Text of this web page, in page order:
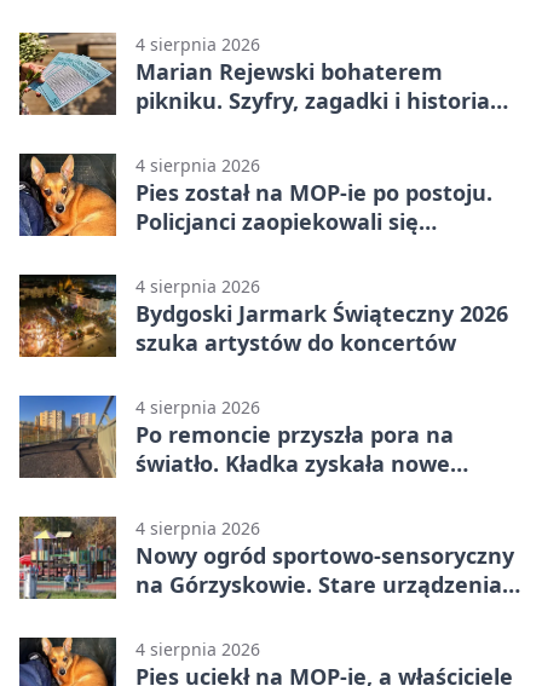
4 sierpnia 2026
Marian Rejewski bohaterem
pikniku. Szyfry, zagadki i historia
4 sierpnia 2026
Pies został na MOP-ie po postoju.
Policjanci zaopiekowali się
4 sierpnia 2026
Bydgoski Jarmark Świąteczny 2026
szuka artystów do koncertów
4 sierpnia 2026
Po remoncie przyszła pora na
światło. Kładka zyskała nowe
4 sierpnia 2026
Nowy ogród sportowo-sensoryczny
na Górzyskowie. Stare urządzenia
4 sierpnia 2026
Pies uciekł na MOP-ie, a właściciele